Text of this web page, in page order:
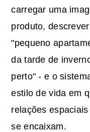
carregar uma
produto,
"pequeno
da tarde de
perto" - e o
estilo de vida em
relações
se encaixam.